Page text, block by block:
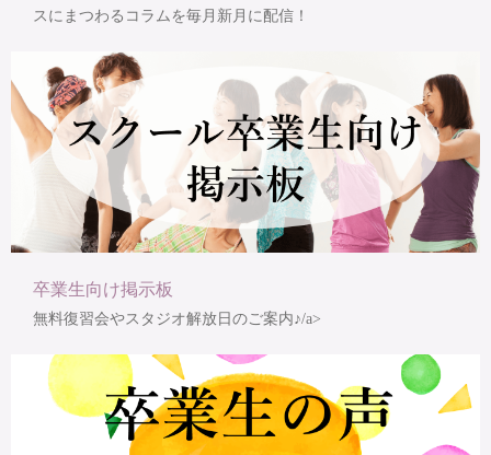
スにまつわるコラムを毎月新月に配信！
卒業生向け掲示板
無料復習会やスタジオ解放日のご案内♪/a>